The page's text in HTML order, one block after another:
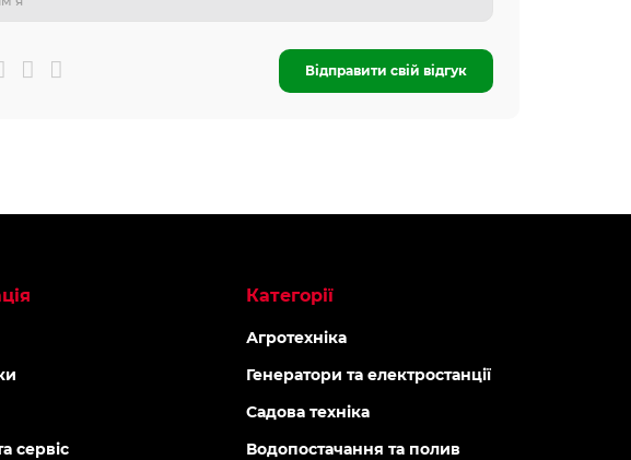
Відправити свій відгук
сервіс
Категорії
Агротехніка
Генератори та електростанції
Садова техніка
Водопостачання та полив